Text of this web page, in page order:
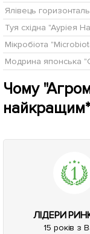
Туя східна "Ауріея
Чому
найкращим*
ЛІДЕРИ
15 років з